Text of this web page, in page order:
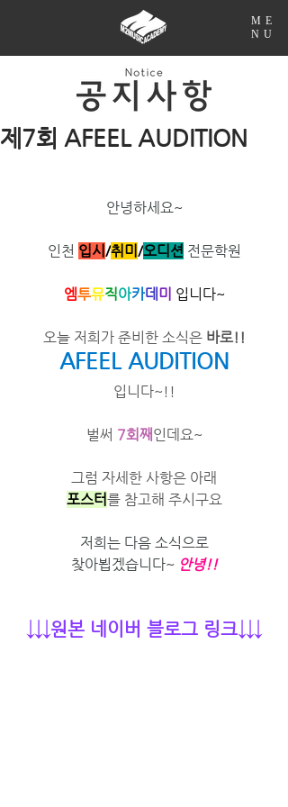
ME
NU
제7회 AFEEL AUDITION
안녕하세요~
인천 입시 /취미 /​오디션 전문학원
엠투뮤직아카데 미 입니다~
오늘 저희가 준비한 소식은 바로!!
AFEEL AUDITION
입니다~!!
벌써 7회째인데요~
그럼 자세한 사항은 아래
포스터를 참고해 주시구요
저희는 다음 소식으로
찾아뵙겠습니다~ 안녕!!
↓↓↓원본 네이버 블로그 링크↓↓↓